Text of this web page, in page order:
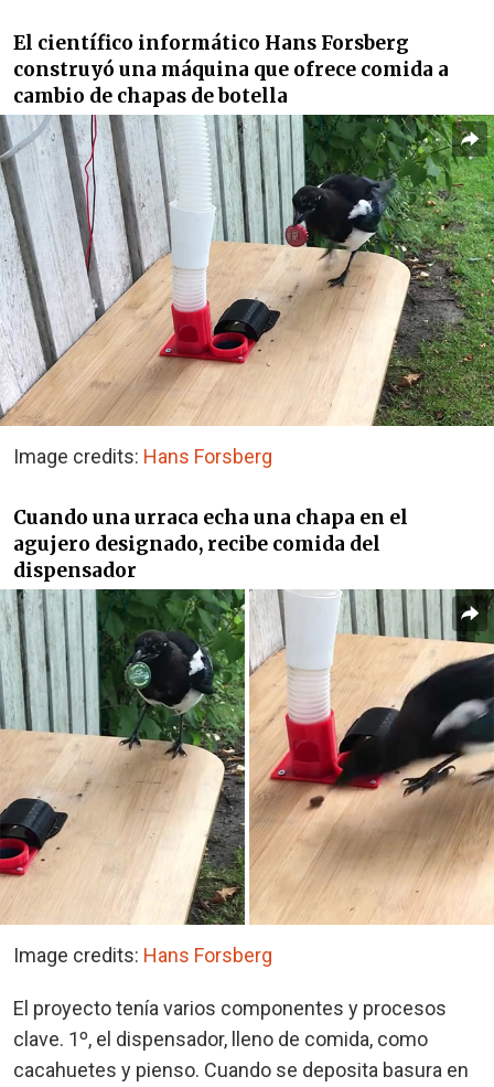
El científico informático Hans Forsberg
construyó una máquina que ofrece comida a
cambio de chapas de botella
Image credits: Hans Forsberg
Cuando una urraca echa una chapa en el
agujero designado, recibe comida del
dispensador
Image credits: Hans Forsberg
El proyecto tenía varios componentes y procesos
clave. 1º, el dispensador, lleno de comida, como
cacahuetes y pienso. Cuando se deposita basura en